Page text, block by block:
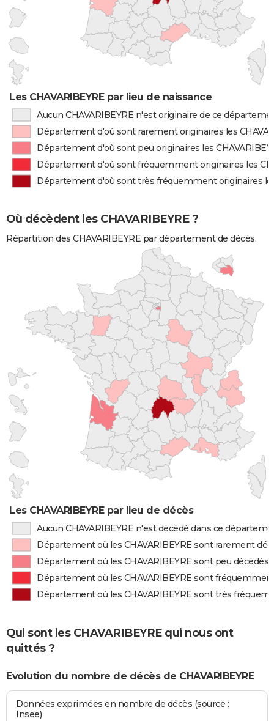
Les CHAVARIBEYRE par lieu de naissance
Aucun CHAVARIBEYRE n'est originaire de ce
Département d'où sont rarement originaires les
Département d'où sont peu originaires les
Département d'où sont fréquemment originaires les
Département d'où sont très fréquemment originaires les
Où décèdent les CHAVARIBEYRE ?
Répartition des CHAVARIBEYRE par département de décès.
Les CHAVARIBEYRE par lieu de décès
Aucun CHAVARIBEYRE n'est décédé dans ce
Département où les CHAVARIBEYRE sont rarement
Département où les CHAVARIBEYRE sont peu décédés
Département où les CHAVARIBEYRE sont
Département où les CHAVARIBEYRE sont très
Qui sont les CHAVARIBEYRE qui nous ont
quittés ?
Evolution du nombre de décès de CHAVARIBEYRE
Données exprimées en nombre de décès (source :
Insee)